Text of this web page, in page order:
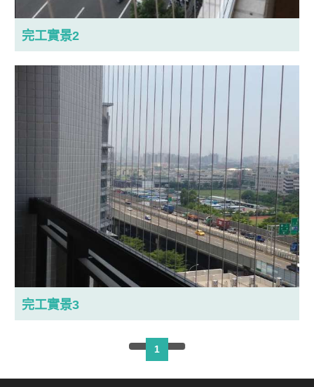
完工實景2
完工實景3
1